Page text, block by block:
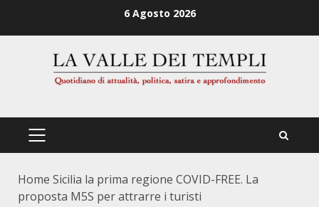
6 Agosto 2026
PRIMÄRES
Home Sicilia la prima regione COVID-FREE. La
proposta M5S per attrarre i turisti